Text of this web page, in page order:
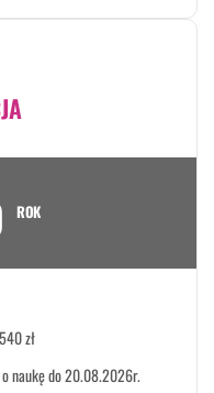
ROK
zł
naukę do 20.08.2026r.